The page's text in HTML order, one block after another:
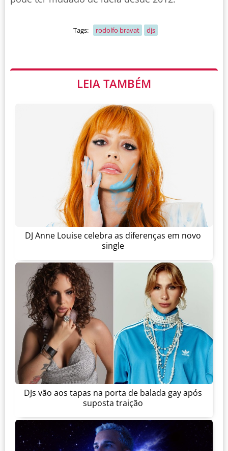
Tags: rodolfo bravat djs
LEIA TAMBÉM
DJ Anne Louise celebra as diferenças em novo
single
DJs vão aos tapas na porta de balada gay após
suposta traição